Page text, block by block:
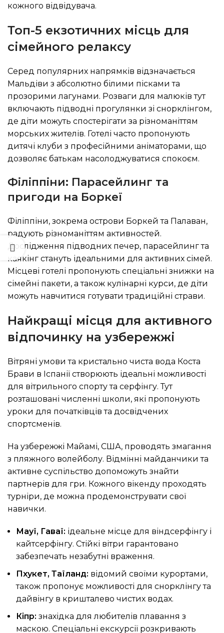
кожного відвідувача.
Топ-5 екзотичних місць для
сімейного релаксу
Серед популярних напрямків відзначається
Мальдіви з абсолютно білими пісками та
прозорими лагунами. Розваги для малюків тут
включають підводні прогулянки зі снорклінгом,
де діти можуть спостерігати за різноманіттям
морських жителів. Готелі часто пропонують
дитячі клуби з професійними аніматорами, що
дозволяє батькам насолоджуватися спокоєм.
Філіппіни: Парасейлинг та
пригоди на Боркеї
Філіппіни, зокрема острови Боркей та Палаван,
радують різноманіттям активностей.
Дослідження підводних печер, парасейлинг та
каякінг стануть ідеальними для активних сімей.
Місцеві готелі пропонують спеціальні знижки на
сімейні пакети, а також кулінарні курси, де діти
можуть навчитися готувати традиційні страви.
Найкращі місця для активного
відпочинку на узбережжі
Вітряні умови та кристально чиста вода Коста
Брави в Іспанії створюють ідеальні можливості
для вітрильного спорту та серфінгу. Тут
розташовані численні школи, які пропонують
уроки для початківців та досвідчених
спортсменів.
На узбережжі Майамі, США, проводять змагання
з пляжного волейболу. Відмінні майданчики та
активне суспільство допоможуть знайти
партнерів для гри. Кожного вікенду проходять
турніри, де можна продемонструвати свої
навички.
Мауї, Гаваї: ідеальне місце для віндсерфінгу і
кайтсерфінгу. Стійкі вітри гарантовано
забезпечать незабутні враження.
Пхукет, Таїланд: відомий своїми курортами,
також пропонує можливості для снорклінгу та
дайвінгу в кришталево чистих водах.
Кіпр: знахідка для любителів плавання з
маскою. Спеціальні екскурсії розкривають